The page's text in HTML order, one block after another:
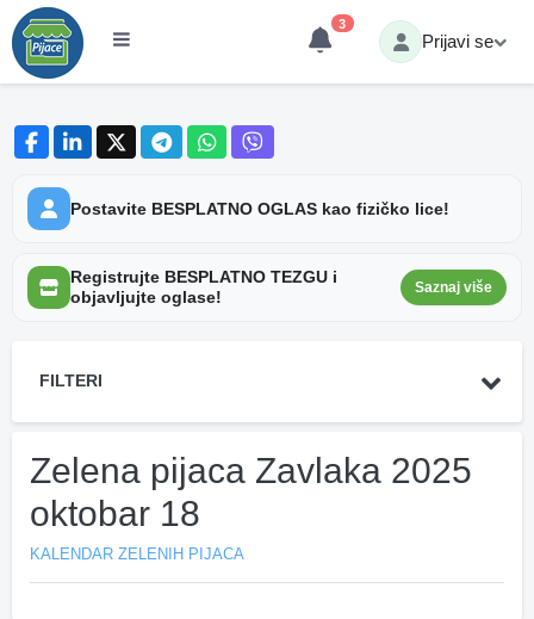
3
Prijavi se
Postavite BESPLATNO OGLAS kao fizičko lice!
Registrujte BESPLATNO TEZGU i
objavljujte oglase!
Saznaj više
FILTERI
Zelena pijaca Zavlaka 2025
oktobar 18
KALENDAR ZELENIH PIJACA